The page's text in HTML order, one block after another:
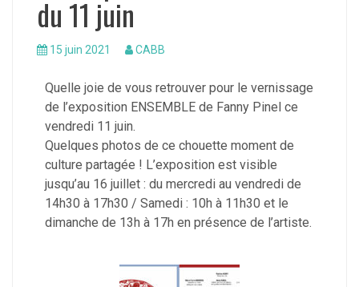
du 11 juin
15 juin 2021 CABB
Quelle joie de vous retrouver pour le vernissage
de l’exposition ENSEMBLE de Fanny Pinel ce
vendredi 11 juin.
Quelques photos de ce chouette moment de
culture partagée ! L’exposition est visible
jusqu’au 16 juillet : du mercredi au vendredi de
14h30 à 17h30 / Samedi : 10h à 11h30 et le
dimanche de 13h à 17h en présence de l’artiste.